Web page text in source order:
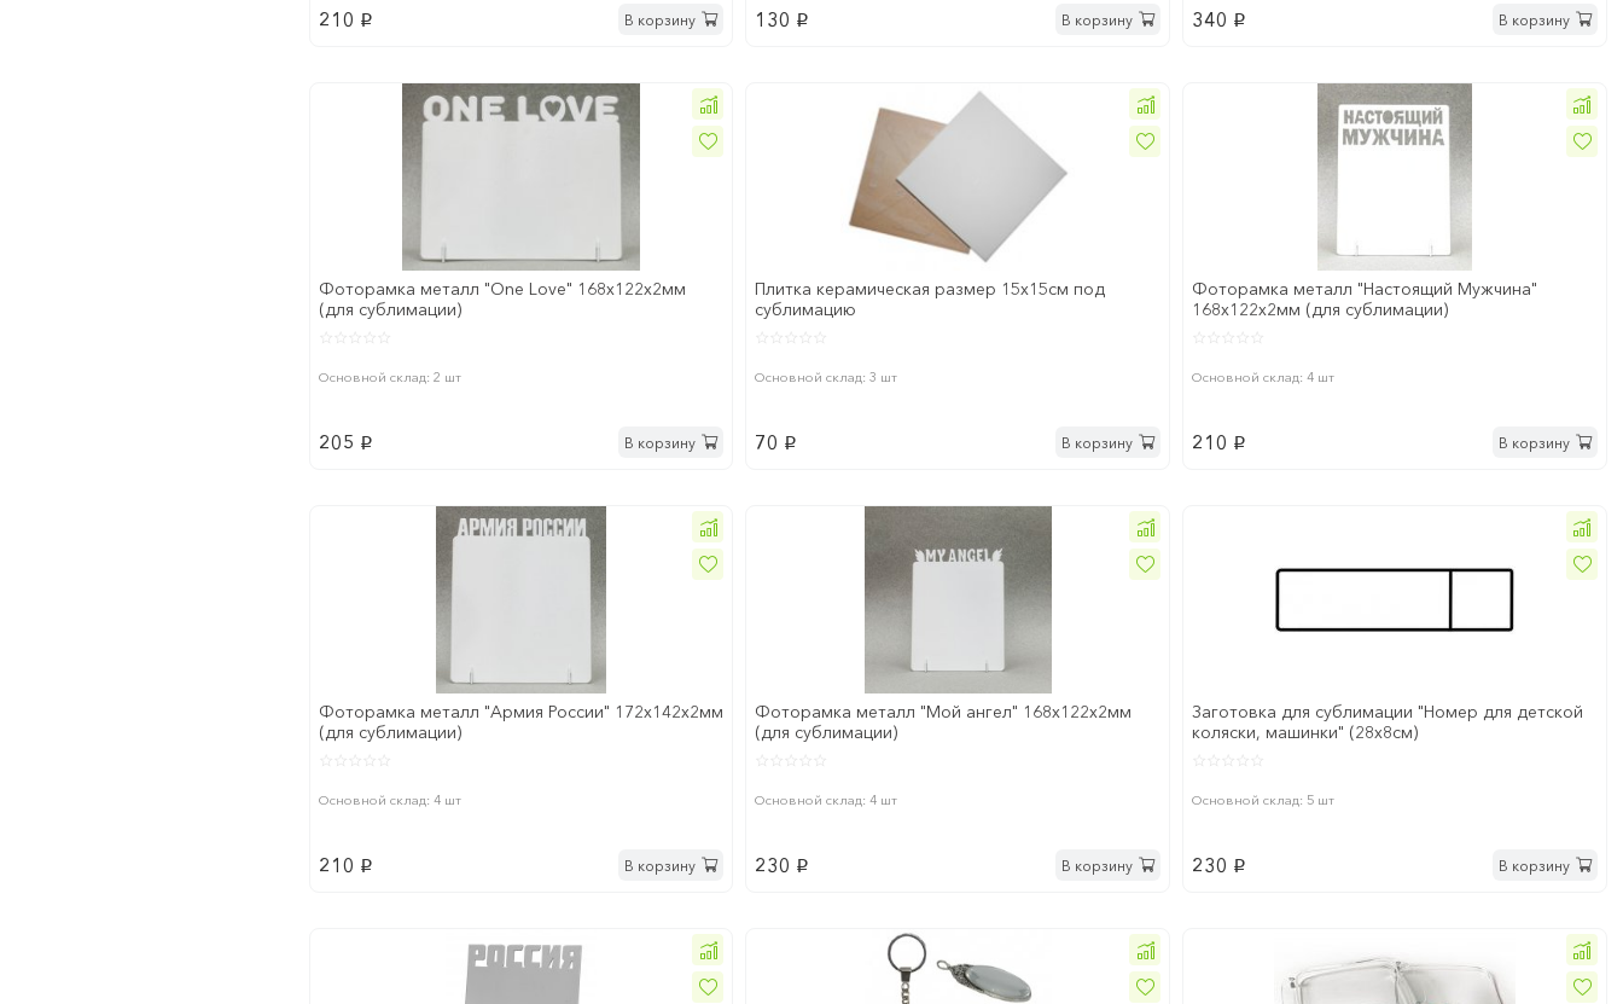
210 p В корзину 130 p В корзину 340 p В корзину
Фоторамка металл "One Love" 168x122х2мм
(для сублимации)
Основной склад: 2 шт
205 p В корзину
Плитка керамическая размер 15х15см под
сублимацию
Основной склад: 3 шт
70 p В корзину
Фоторамка металл "Настоящий Мужчина"
168x122х2мм (для сублимации)
Основной склад: 4 шт
210 p В корзину
Фоторамка металл "Армия России" 172x142х2мм
(для сублимации)
Основной склад: 4 шт
210 p В корзину
Фоторамка металл "Мой ангел" 168x122х2мм
(для сублимации)
Основной склад: 4 шт
230 p В корзину
Заготовка для сублимации "Номер для детской
коляски, машинки" (28х8см)
Основной склад: 5 шт
230 p В корзину